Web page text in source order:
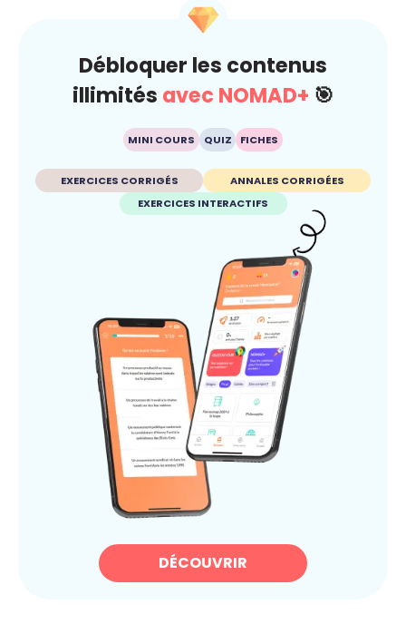
Débloquer les contenus
illimités avec NOMAD+ 🎯
MINI COURS QUIZ FICHES
EXERCICES CORRIGÉS
ANNALES CORRIGÉES
EXERCICES INTERACTIFS
DÉCOUVRIR